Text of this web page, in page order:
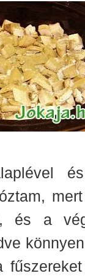
és a